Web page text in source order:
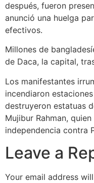
después, fueron
anunció una huelga
efectivos.
Millones de
de Daca, la capital,
Los manifestantes
incendiaron
destruyeron estatuas
Mujibur Rahman,
independencia contra
Leave a
Your email address